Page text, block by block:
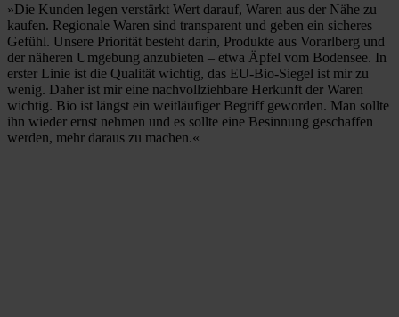
»Die Kunden legen verstärkt Wert darauf, Waren aus der Nähe zu
kaufen. Regionale Waren sind transparent und geben ein sicheres
Gefühl. Unsere Priorität besteht darin, Produkte aus Vorarlberg und
der näheren Umgebung anzubieten – etwa Äpfel vom Bodensee. In
erster Linie ist die Qualität wichtig, das EU-Bio-Siegel ist mir zu
wenig. Daher ist mir eine nachvollziehbare Herkunft der Waren
wichtig. Bio ist längst ein weitläufiger Begriff geworden. Man sollte
ihn wieder ernst nehmen und es sollte eine Besinnung geschaffen
werden, mehr daraus zu machen.«